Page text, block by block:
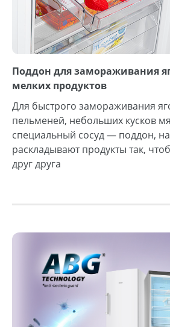
Поддон для замораживания
мелких продуктов
Для быстрого замораживания
пельменей, небольших кусков
специальный сосуд — поддон,
раскладывают продукты так,
друг друга